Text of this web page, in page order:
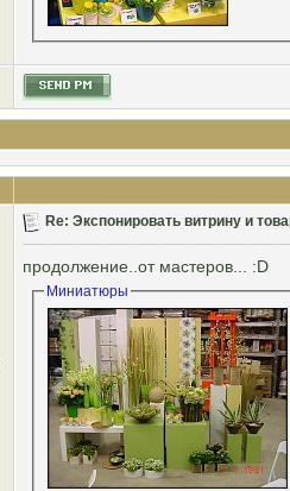
Re: Экспонировать витрину и
продолжение..от мастеров... :D
Миниатюры